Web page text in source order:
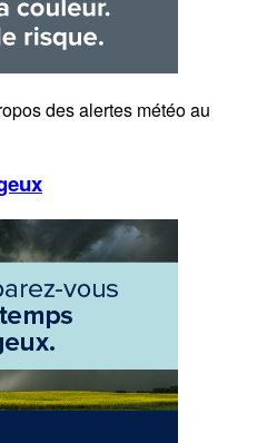
des alertes météo au